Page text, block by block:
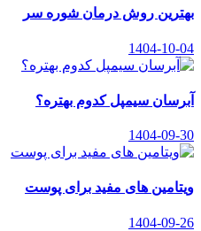
بهترین روش درمان شوره سر
1404-10-04
آبرسان سیمپل کدوم بهتره؟
1404-09-30
ویتامین های مفید برای پوست
1404-09-26